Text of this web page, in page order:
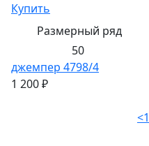
Купить
Размерный ряд
50
джемпер 4798/4
1 200 ₽
<1